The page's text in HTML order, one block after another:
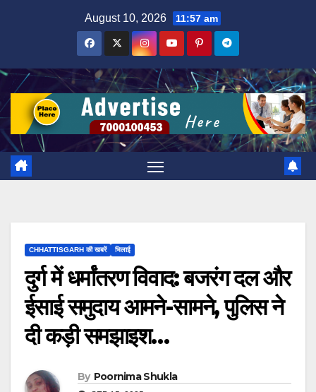
August 10, 2026 11:57 am
CHHATTISGARH की खबरें भिलाई
दुर्ग में धर्मांतरण विवाद: बजरंग दल और
ईसाई समुदाय आमने-सामने, पुलिस ने
दी कड़ी समझाइश…
By Poornima Shukla